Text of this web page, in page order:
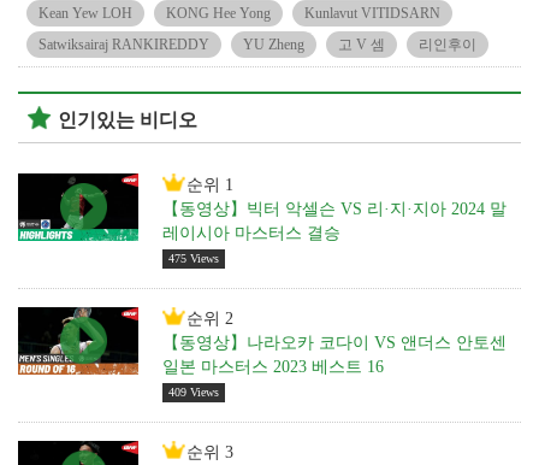
Kean Yew LOH
KONG Hee Yong
Kunlavut VITIDSARN
Satwiksairaj RANKIREDDY
YU Zheng 고 V 셈 리인후이
인기있는 비디오
순위 1
【동영상】빅터 악셀슨 VS 리·지·지아 2024 말
레이시아 마스터스 결승
475 Views
순위 2
【동영상】나라오카 코다이 VS 앤더스 안토센
일본 마스터스 2023 베스트 16
409 Views
순위 3